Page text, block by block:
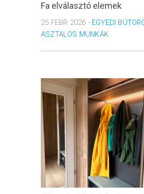
Fa elválasztó elemek
25 FEBR 2026 - EGYEDI
ASZTALOS MUNKÁK